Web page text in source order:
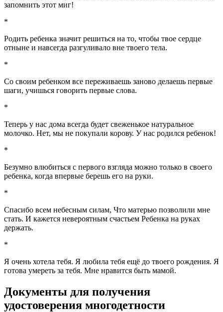
запомнить этот миг!
*
Родить ребенка значит решиться на то, чтобы твое сердце
отныне и навсегда разгуливало вне твоего тела.
*
Со своим ребенком все переживаешь заново делаешь первые
шаги, учишься говорить первые слова.
*
Теперь у нас дома всегда будет свеженькое натуральное
молочко. Нет, мы не покупали корову. У нас родился ребенок!
*
Безумно влюбиться с первого взгляда можно только в своего
ребенка, когда впервые берешь его на руки.
*
Спасибо всем небесным силам, Что матерью позволили мне
стать. И кажется невероятным счастьем Ребенка на руках
держать.
*
Я очень хотела тебя. Я любила тебя ещё до твоего рождения. Я
готова умереть за тебя. Мне нравится быть мамой.
Документы для получения
удостоверения многодетности